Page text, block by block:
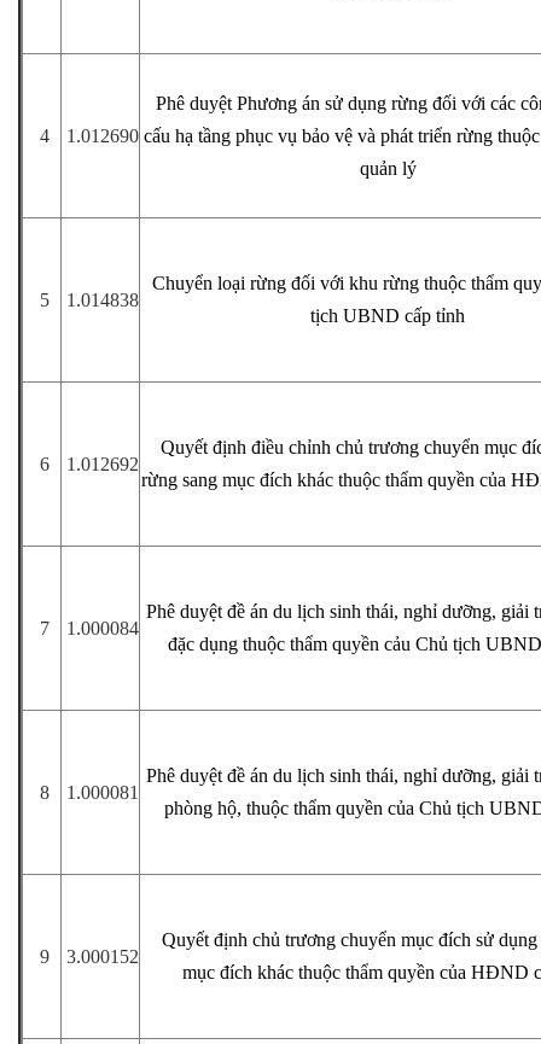
4 1.012690
Phê duyệt Phương án sử dụng rừng đối với các
cấu hạ tầng phục vụ bảo vệ và phát triển rừng
quản lý
5 1.014838
Chuyển loại rừng đối với khu rừng thuộc thẩm
tịch UBND cấp tỉnh
6 1.012692
Quyết định điều chỉnh chủ trương chuyển mục
rừng sang mục đích khác thuộc thẩm quyền của
7 1.000084
Phê duyệt đề án du lịch sinh thái, nghỉ dưỡng, giải
đặc dụng thuộc thẩm quyền cảu Chủ tịch
8 1.000081
Phê duyệt đề án du lịch sinh thái, nghỉ dưỡng, giải
phòng hộ, thuộc thẩm quyền của Chủ tịch
9 3.000152
Quyết định chủ trương chuyển mục đích sử dụng
mục đích khác thuộc thẩm quyền của HĐND